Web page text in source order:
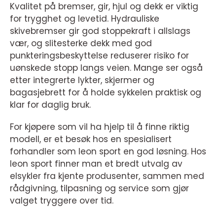
Kvalitet på bremser, gir, hjul og dekk er viktig
for trygghet og levetid. Hydrauliske
skivebremser gir god stoppekraft i allslags
vær, og slitesterke dekk med god
punkteringsbeskyttelse reduserer risiko for
uønskede stopp langs veien. Mange ser også
etter integrerte lykter, skjermer og
bagasjebrett for å holde sykkelen praktisk og
klar for daglig bruk.
For kjøpere som vil ha hjelp til å finne riktig
modell, er et besøk hos en spesialisert
forhandler som leon sport en god løsning. Hos
leon sport finner man et bredt utvalg av
elsykler fra kjente produsenter, sammen med
rådgivning, tilpasning og service som gjør
valget tryggere over tid.